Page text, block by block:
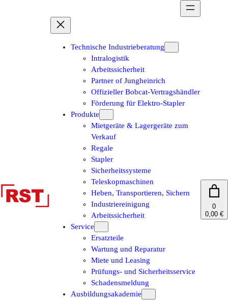
Technische Industrieberatung
Intralogistik
Arbeitssicherheit
Partner of Jungheinrich
Offizieller Bobcat-Vertragshändler
Förderung für Elektro-Stapler
Produkte
Mietgeräte & Lagergeräte zum
Verkauf
Regale
Stapler
Sicherheitssysteme
Teleskopmaschinen
Heben, Transportieren, Sichern
Industriereinigung
Arbeitssicherheit
Service
Ersatzteile
Wartung und Reparatur
Miete und Leasing
Prüfungs- und Sicherheitsservice
Schadensmeldung
Ausbildungsakademie
0
0,00 €